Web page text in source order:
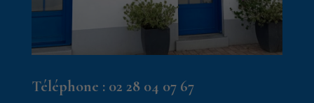
Téléphone : 02 28 04 07 67